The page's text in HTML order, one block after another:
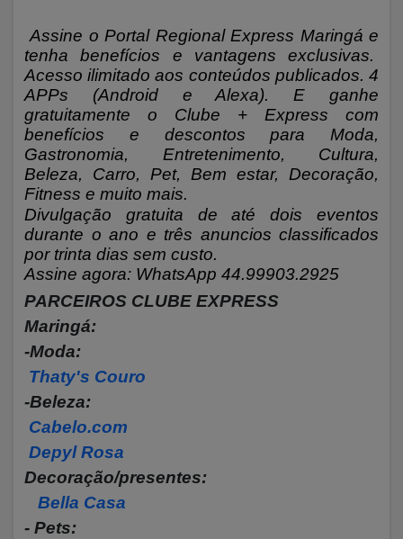
Assine o Portal Regional Express Maringá e
tenha benefícios e vantagens exclusivas.
Acesso ilimitado aos conteúdos publicados. 4
APPs (Android e Alexa). E ganhe
gratuitamente o Clube + Express com
benefícios e descontos para Moda,
Gastronomia, Entretenimento, Cultura,
Beleza, Carro, Pet, Bem estar, Decoração,
Fitness e muito mais.
Divulgação gratuita de até dois eventos
durante o ano e três anuncios classificados
por trinta dias sem custo.
Assine agora: WhatsApp 44.99903.2925
PARCEIROS CLUBE EXPRESS
Maringá:
-Moda:
Thaty's Couro
-Beleza:
Cabelo.com
Depyl Rosa
Decoração/presentes:
Bella Casa
- Pets: